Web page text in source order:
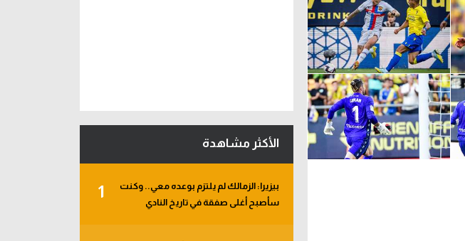
الأكثر مشاهدة
1
بيزيرا: الزمالك لم يلتزم بوعده معي.. وكنت
سأصبح أغلى صفقة في تاريخ النادي